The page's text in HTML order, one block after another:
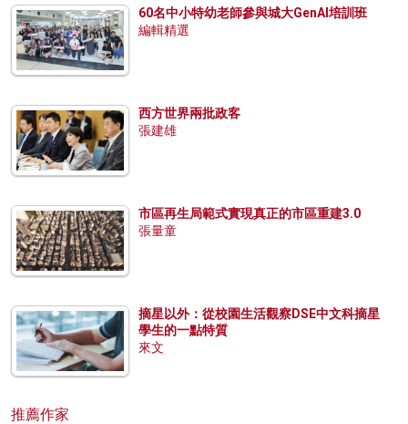
60名中小特幼老師參與城大GenAI培訓班
編輯精選
西方世界兩批政客
張建雄
市區再生局範式實現真正的市區重建3.0
張量童
摘星以外：從校園生活觀察DSE中文科摘星
學生的一點特質
來文
推薦作家